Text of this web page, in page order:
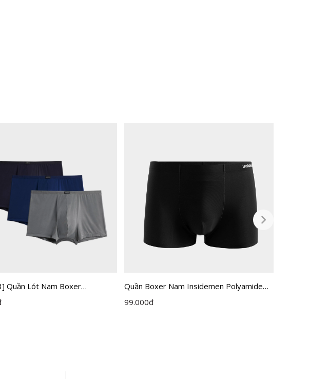
Quần Lót Nam Boxer
IBX002EXP03
Quần Boxer Nam Insidemen Polyamide
IBX502EDP01
99.000đ